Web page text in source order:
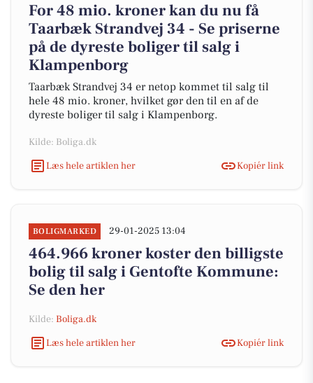
For 48 mio. kroner kan du nu få
Taarbæk Strandvej 34 - Se priserne
på de dyreste boliger til salg i
Klampenborg
Taarbæk Strandvej 34 er netop kommet til salg til
hele 48 mio. kroner, hvilket gør den til en af de
dyreste boliger til salg i Klampenborg.
Kilde: Boliga.dk
Læs hele artiklen her
Kopiér link
BOLIGMARKED 29-01-2025 13:04
464.966 kroner koster den billigste
bolig til salg i Gentofte Kommune:
Se den her
Kilde: Boliga.dk
Læs hele artiklen her
Kopiér link